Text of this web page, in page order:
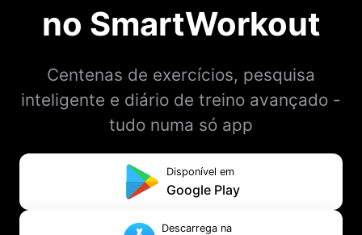
no SmartWorkout
Centenas de exercícios, pesquisa
inteligente e diário de treino avançado -
tudo numa só app
Disponível em
Google Play
Descarrega na